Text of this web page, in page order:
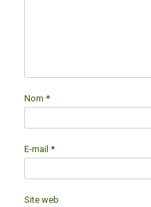
Nom *
E-mail *
Site web